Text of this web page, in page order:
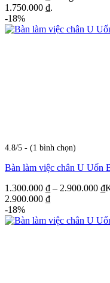
1.750.000 ₫.
-18%
4.8/5 - (1 bình chọn)
Bàn làm việc chân U Uốn
1.300.000 ₫ – 2.900.000 ₫
2.900.000 ₫
-18%